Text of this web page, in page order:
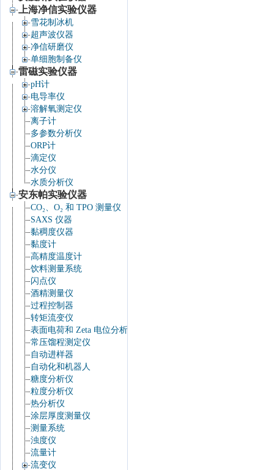
上海净信实验仪器
雪花制冰机
超声波仪器
净信研磨仪
单细胞制备仪
雷磁实验仪器
pH计
电导率仪
溶解氧测定仪
离子计
多参数分析仪
ORP计
滴定仪
水分仪
水质分析仪
安东帕实验仪器
CO₂、O₂ 和 TPO 测量仪
SAXS 仪器
黏稠度仪器
黏度计
高精度温度计
饮料测量系统
闪点仪
酒精测量仪
过程控制器
转矩流变仪
表面电荷和 Zeta 电位分析仪
常压馏程测定仪
自动进样器
自动化和机器人
糖度分析仪
粒度分析仪
热分析仪
涂层厚度测量仪
测量系统
浊度仪
流量计
流变仪